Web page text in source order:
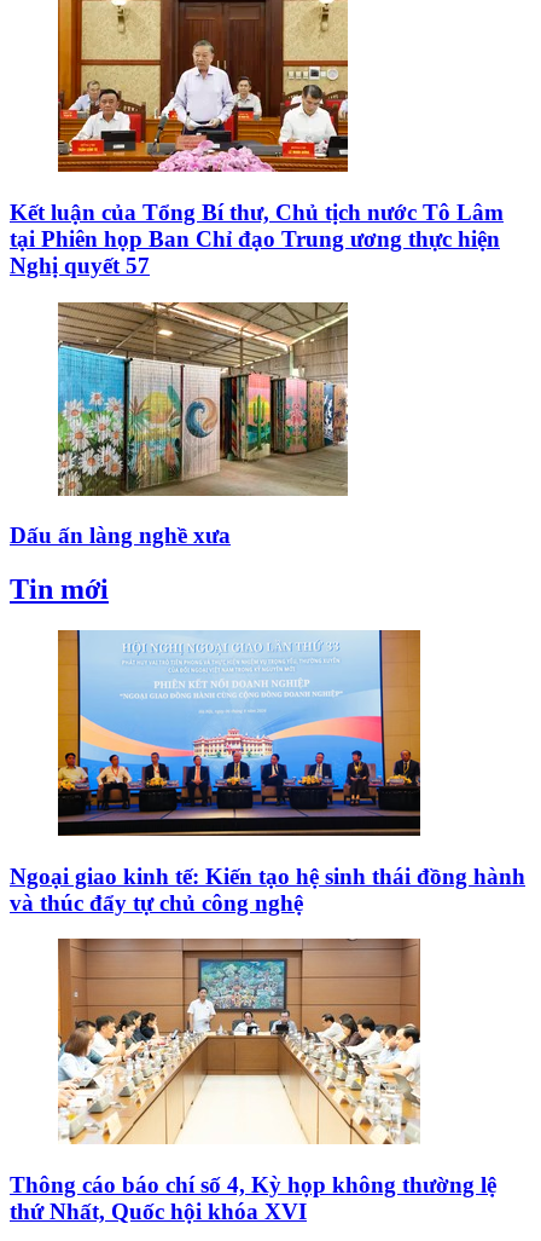
Kết luận của Tổng Bí thư, Chủ tịch nước Tô Lâm
tại Phiên họp Ban Chỉ đạo Trung ương thực hiện
Nghị quyết 57
Dấu ấn làng nghề xưa
Tin mới
Ngoại giao kinh tế: Kiến tạo hệ sinh thái đồng hành
và thúc đẩy tự chủ công nghệ
Thông cáo báo chí số 4, Kỳ họp không thường lệ
thứ Nhất, Quốc hội khóa XVI